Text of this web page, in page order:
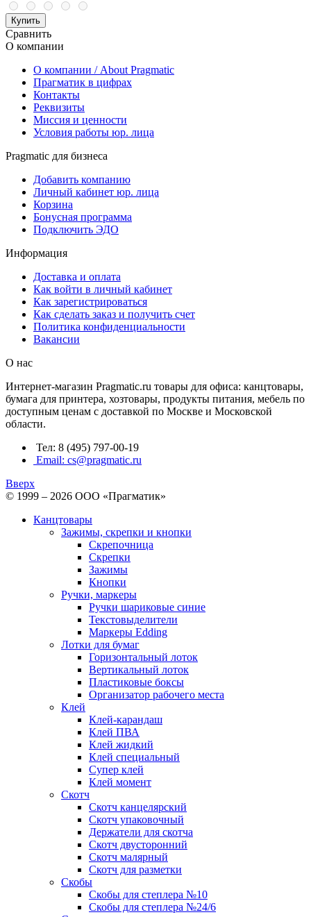
Купить
Сравнить
О компании
О компании / About Pragmatic
Прагматик в цифрах
Контакты
Реквизиты
Миссия и ценности
Условия работы юр. лица
Pragmatic для бизнеса
Добавить компанию
Личный кабинет юр. лица
Корзина
Бонусная программа
Подключить ЭДО
Информация
Доставка и оплата
Как войти в личный кабинет
Как зарегистрироваться
Как сделать заказ и получить счет
Политика конфиденциальности
Вакансии
О нас
Интернет-магазин Pragmatic.ru товары для офиса: канцтовары,
бумага для принтера, хозтовары, продукты питания, мебель по
доступным ценам с доставкой по Москве и Московской
области.
Тел: 8 (495) 797-00-19
Email: cs@pragmatic.ru
Вверх
© 1999 – 2026 ООО «Прагматик»
Канцтовары
Зажимы, скрепки и кнопки
Скрепочница
Скрепки
Зажимы
Кнопки
Ручки, маркеры
Ручки шариковые синие
Текстовыделители
Маркеры Edding
Лотки для бумаг
Горизонтальный лоток
Вертикальный лоток
Пластиковые боксы
Организатор рабочего места
Клей
Клей-карандаш
Клей ПВА
Клей жидкий
Клей специальный
Супер клей
Клей момент
Скотч
Скотч канцелярский
Скотч упаковочный
Держатели для скотча
Скотч двусторонний
Скотч малярный
Скотч для разметки
Скобы
Скобы для степлера №10
Скобы для степлера №24/6